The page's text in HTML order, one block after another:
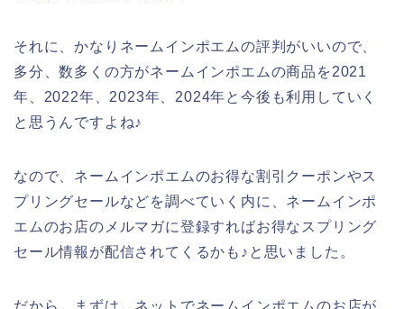
それに、かなりネームインポエムの評判がいいので、
多分、数多くの方がネームインポエムの商品を2021
年、2022年、2023年、2024年と今後も利用していく
と思うんですよね♪
なので、ネームインポエムのお得な割引クーポンやス
プリングセールなどを調べていく内に、ネームインポ
エムのお店のメルマガに登録すればお得なスプリング
セール情報が配信されてくるかも♪と思いました。
だから、まずは、ネットでネームインポエムのお店が